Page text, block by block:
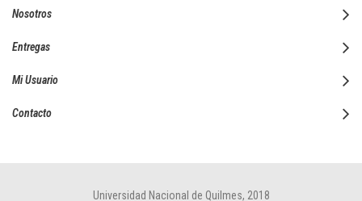
Nosotros
Entregas
Mi Usuario
Contacto
Universidad Nacional de Quilmes, 2018